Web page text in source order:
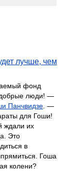
лучше, чем
фонд
люди! —
Панчвидзе . —
для Гоши!
ждали их
Это
в
Гоша
колени?